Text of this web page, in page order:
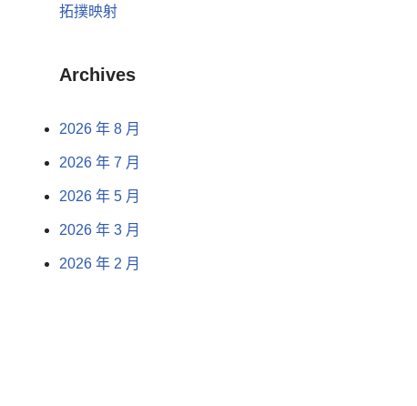
拓撲映射
Archives
2026 年 8 月
2026 年 7 月
2026 年 5 月
2026 年 3 月
2026 年 2 月